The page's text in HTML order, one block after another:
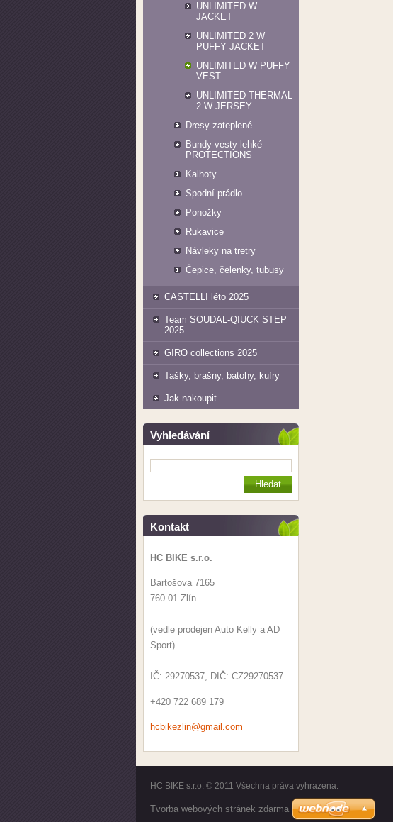
UNLIMITED W
JACKET
UNLIMITED 2 W
PUFFY JACKET
UNLIMITED W PUFFY
VEST
UNLIMITED THERMAL
2 W JERSEY
Dresy zateplené
Bundy-vesty lehké
PROTECTIONS
Kalhoty
Spodní prádlo
Ponožky
Rukavice
Návleky na tretry
Čepice, čelenky, tubusy
CASTELLI léto 2025
Team SOUDAL-QIUCK STEP
2025
GIRO collections 2025
Tašky, brašny, batohy, kufry
Jak nakoupit
Vyhledávání
Kontakt
HC BIKE s.r.o.
Bartošova 7165
760 01 Zlín
(vedle prodejen Auto Kelly a AD
Sport)
IČ: 29270537, DIČ: CZ29270537
+420 722 689 179
hcbikezl in@gmail .com
HC BIKE s.r.o. © 2011 Všechna práva vyhrazena.
Tvorba webových stránek zdarma